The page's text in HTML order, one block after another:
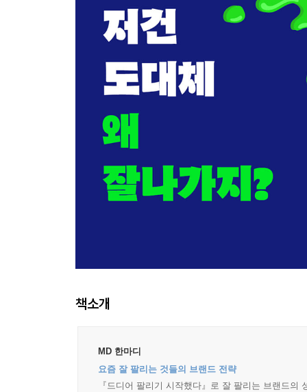
책소개
MD 한마디
요즘 잘 팔리는 것들의 브랜드 전략
『드디어 팔리기 시작했다』로 잘 팔리는 브랜드